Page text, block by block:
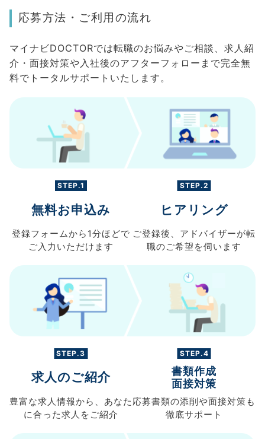
応募方法・ご利用の流れ
マイナビDOCTORでは転職のお悩みやご相談、求人紹
介・面接対策や入社後のアフターフォローまで完全無
料でトータルサポートいたします。
STEP.1
無料お申込み
登録フォームから 1分ほどで
ご入力 いただけます
STEP.2
ヒアリング
ご登録後、 アドバイザーが転
職のご希望を伺います
STEP.3
求人のご紹介
豊富な求人情報から、 あなた
に合った求人を ご紹介
STEP.4
書類作成
面接対策
応募書類の添削や面接対策も
徹底サポート